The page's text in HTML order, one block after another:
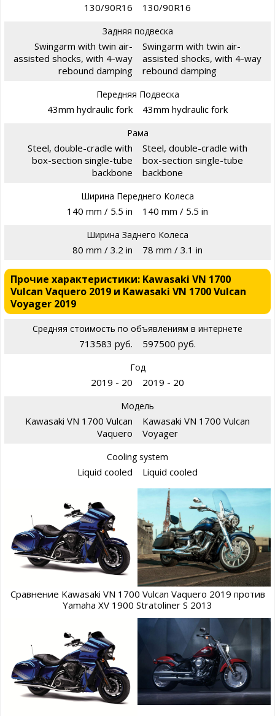
130/90R16 130/90R16
Задняя подвеска
Swingarm with twin air-
assisted shocks, with 4-way
rebound damping
Swingarm with twin air-
assisted shocks, with 4-way
rebound damping
Передняя Подвеска
43mm hydraulic fork 43mm hydraulic fork
Рама
Steel, double-cradle with
box-section single-tube
backbone
Steel, double-cradle with
box-section single-tube
backbone
Ширина Переднего Колеса
140 mm / 5.5 in 140 mm / 5.5 in
Ширина Заднего Колеса
80 mm / 3.2 in 78 mm / 3.1 in
Прочие характеристики: Kawasaki VN 1700
Vulcan Vaquero 2019 и Kawasaki VN 1700 Vulcan
Voyager 2019
Средняя стоимость по объявлениям в интернете
713583 руб. 597500 руб.
Год
2019 - 20 2019 - 20
Модель
Kawasaki VN 1700 Vulcan
Vaquero
Kawasaki VN 1700 Vulcan
Voyager
Cooling system
Liquid cooled Liquid cooled
Сравнение Kawasaki VN 1700 Vulcan Vaquero 2019 против
Yamaha XV 1900 Stratoliner S 2013